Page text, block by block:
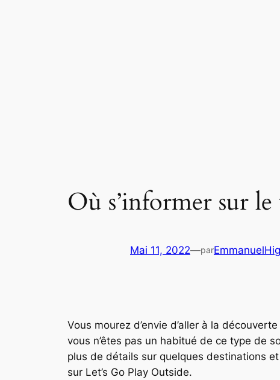
Où s’informer sur
Mai 11, 2022—par
Vous mourez d’envie d’aller à la
vous n’êtes pas un habitué de ce type de
plus de détails sur quelques destinations
sur Let’s Go Play Outside.